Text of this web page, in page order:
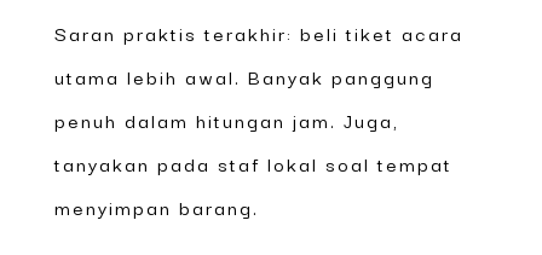
Saran praktis terakhir: beli tiket acara
utama lebih awal. Banyak panggung
penuh dalam hitungan jam. Juga,
tanyakan pada staf lokal soal tempat
menyimpan barang.